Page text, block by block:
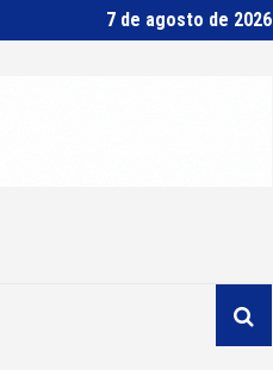
7 de agosto de 2026